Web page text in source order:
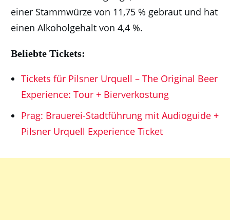
einer Stammwürze von 11,75 % gebraut und hat
einen Alkoholgehalt von 4,4 %.
Beliebte Tickets:
Tickets für Pilsner Urquell – The Original Beer
Experience: Tour + Bierverkostung
Prag: Brauerei-Stadtführung mit Audioguide +
Pilsner Urquell Experience Ticket